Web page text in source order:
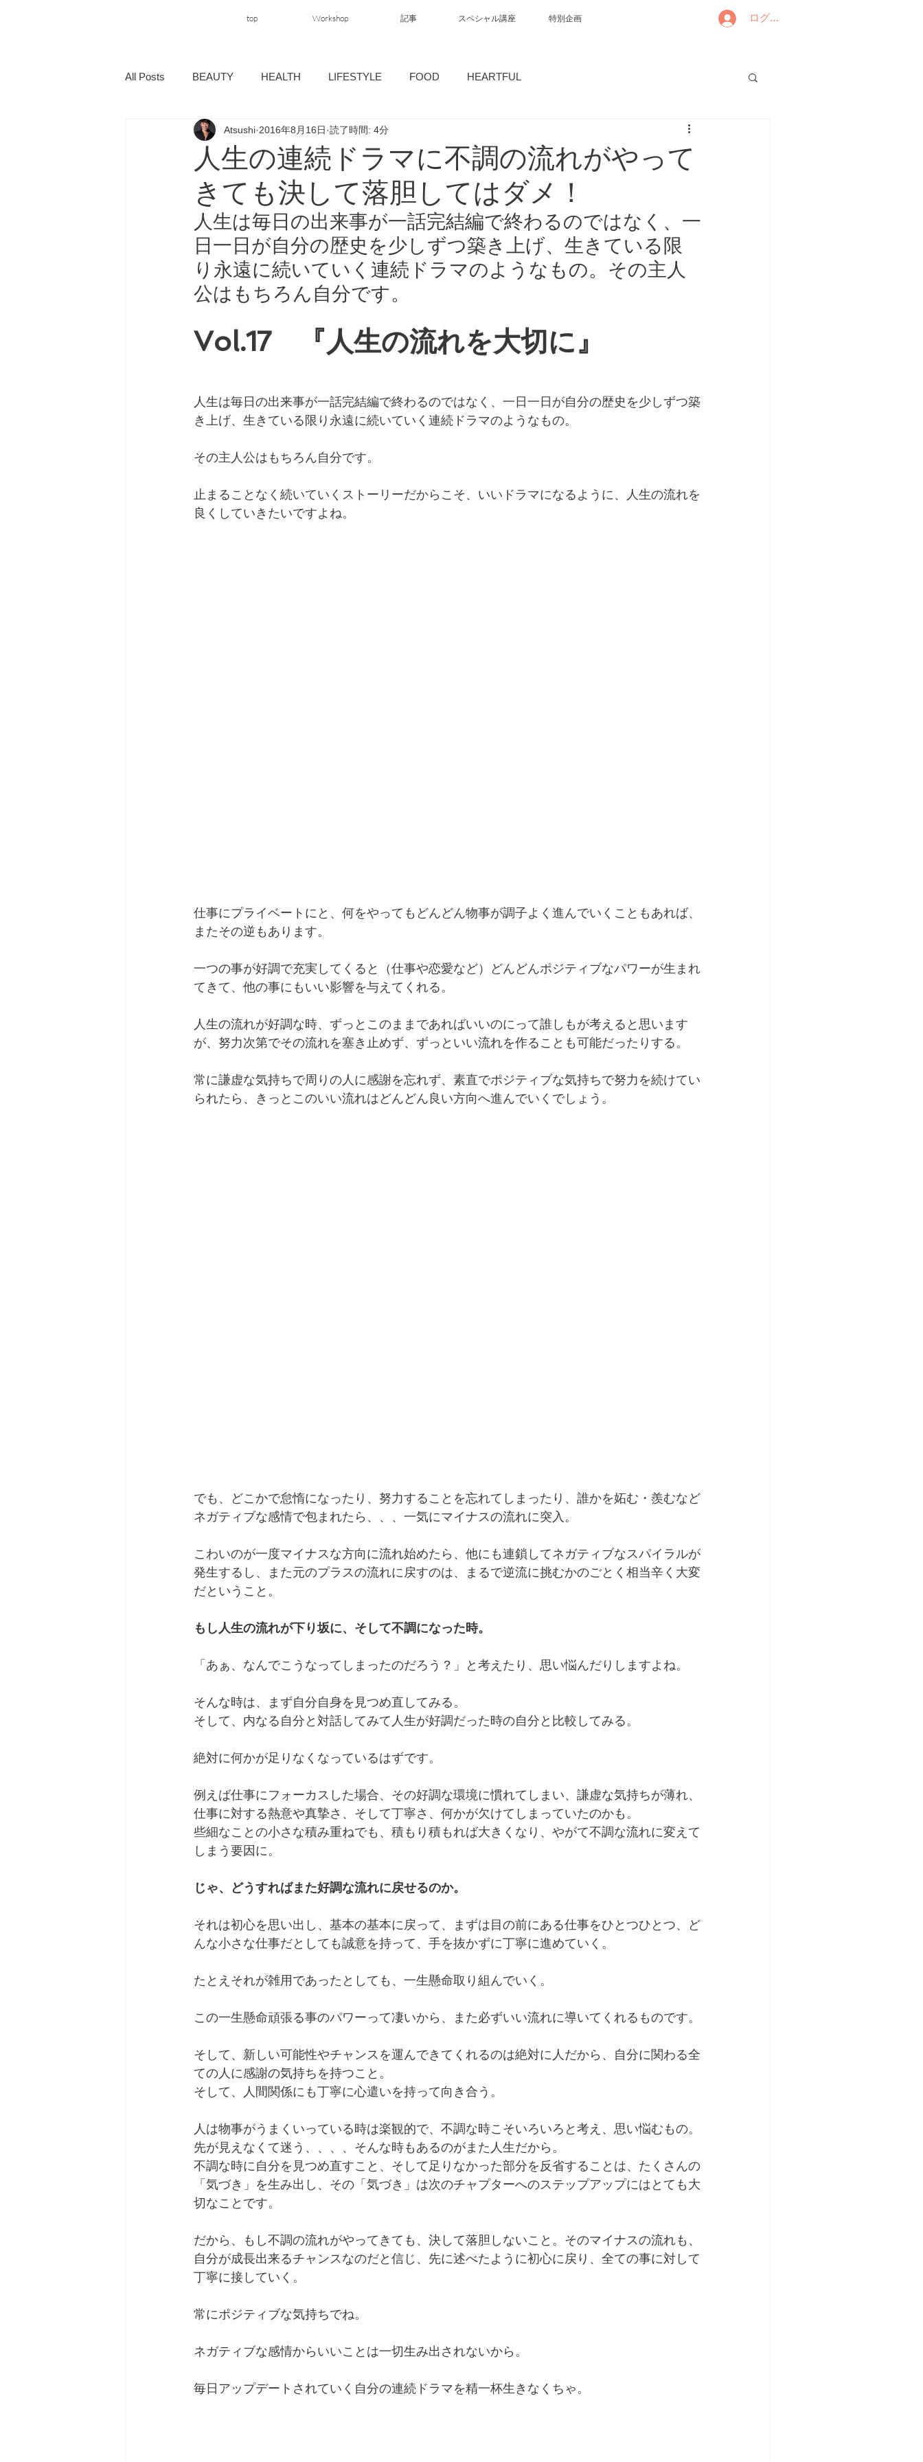
top Workshop 記事 スペシャル講座 特別企画 ログイン
All Posts BEAUTY HEALTH LIFESTYLE FOOD HEARTFUL
人生の連続ドラマに不調の流れがやって
きても決して落胆してはダメ！
Atsushi 2016年8月16日 読了時間: 4分
人生は毎日の出来事が一話完結編で終わるのではなく、一
日一日が自分の歴史を少しずつ築き上げ、生きている限
り永遠に続いていく連続ドラマのようなもの。その主人
公はもちろん自分です。
Vol.17　『人生の流れを大切に』
人生は毎日の出来事が一話完結編で終わるのではなく、一日一日が自分の歴史を少しずつ築
き上げ、生きている限り永遠に続いていく連続ドラマのようなもの。
その主人公はもちろん自分です。
止まることなく続いていくストーリーだからこそ、いいドラマになるように、人生の流れを
良くしていきたいですよね。
仕事にプライベートにと、何をやってもどんどん物事が調子よく進んでいくこともあれば、
またその逆もあります。
一つの事が好調で充実してくると（仕事や恋愛など）どんどんポジティブなパワーが生まれ
てきて、他の事にもいい影響を与えてくれる。
人生の流れが好調な時、ずっとこのままであればいいのにって誰しもが考えると思います
が、努力次第でその流れを塞き止めず、ずっといい流れを作ることも可能だったりする。
常に謙虚な気持ちで周りの人に感謝を忘れず、素直でポジティブな気持ちで努力を続けてい
られたら、きっとこのいい流れはどんどん良い方向へ進んでいくでしょう。
でも、どこかで怠惰になったり、努力することを忘れてしまったり、誰かを妬む・羨むなど
ネガティブな感情で包まれたら、、、一気にマイナスの流れに突入。
こわいのが一度マイナスな方向に流れ始めたら、他にも連鎖してネガティブなスパイラルが
発生するし、また元のプラスの流れに戻すのは、まるで逆流に挑むかのごとく相当辛く大変
だということ。
もし人生の流れが下り坂に、そして不調になった時。
「あぁ、なんでこうなってしまったのだろう？」と考えたり、思い悩んだりしますよね。
そんな時は、まず自分自身を見つめ直してみる。
そして、内なる自分と対話してみて人生が好調だった時の自分と比較してみる。
絶対に何かが足りなくなっているはずです。
例えば仕事にフォーカスした場合、その好調な環境に慣れてしまい、謙虚な気持ちが薄れ、
仕事に対する熱意や真摯さ、そして丁寧さ、何かが欠けてしまっていたのかも。
些細なことの小さな積み重ねでも、積もり積もれば大きくなり、やがて不調な流れに変えて
しまう要因に。
じゃ、どうすればまた好調な流れに戻せるのか。
それは初心を思い出し、基本の基本に戻って、まずは目の前にある仕事をひとつひとつ、ど
んな小さな仕事だとしても誠意を持って、手を抜かずに丁寧に進めていく。
たとえそれが雑用であったとしても、一生懸命取り組んでいく。
この一生懸命頑張る事のパワーって凄いから、また必ずいい流れに導いてくれるものです。
そして、新しい可能性やチャンスを運んできてくれるのは絶対に人だから、自分に関わる全
ての人に感謝の気持ちを持つこと。
そして、人間関係にも丁寧に心遣いを持って向き合う。
人は物事がうまくいっている時は楽観的で、不調な時こそいろいろと考え、思い悩むもの。
先が見えなくて迷う、、、、そんな時もあるのがまた人生だから。
不調な時に自分を見つめ直すこと、そして足りなかった部分を反省することは、たくさんの
「気づき」を生み出し、その「気づき」は次のチャプターへのステップアップにはとても大
切なことです。
だから、もし不調の流れがやってきても、決して落胆しないこと。そのマイナスの流れも、
自分が成長出来るチャンスなのだと信じ、先に述べたように初心に戻り、全ての事に対して
丁寧に接していく。
常にポジティブな気持ちでね。
ネガティブな感情からいいことは一切生み出されないから。
毎日アップデートされていく自分の連続ドラマを精一杯生きなくちゃ。